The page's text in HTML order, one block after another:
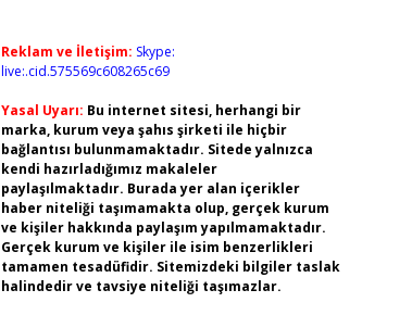
Reklam ve İletişim: Skype:
live:.cid.575569c608265c69
Yasal Uyarı: Bu internet sitesi, herhangi bir
marka, kurum veya şahıs şirketi ile hiçbir
bağlantısı bulunmamaktadır. Sitede yalnızca
kendi hazırladığımız makaleler
paylaşılmaktadır. Burada yer alan içerikler
haber niteliği taşımamakta olup, gerçek kurum
ve kişiler hakkında paylaşım yapılmamaktadır.
Gerçek kurum ve kişiler ile isim benzerlikleri
tamamen tesadüfidir. Sitemizdeki bilgiler taslak
halindedir ve tavsiye niteliği taşımazlar.